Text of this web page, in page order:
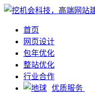
首页
网页设计
包年优化
整站优化
行业合作
优质服务